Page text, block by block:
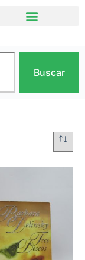
Buscar